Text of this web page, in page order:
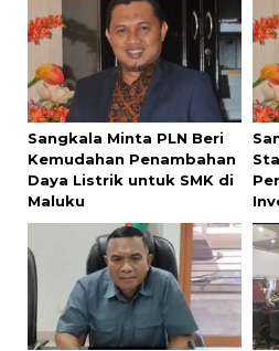
Sangkala Minta PLN Beri
Kemudahan Penambahan
Daya Listrik untuk SMK di
Maluku